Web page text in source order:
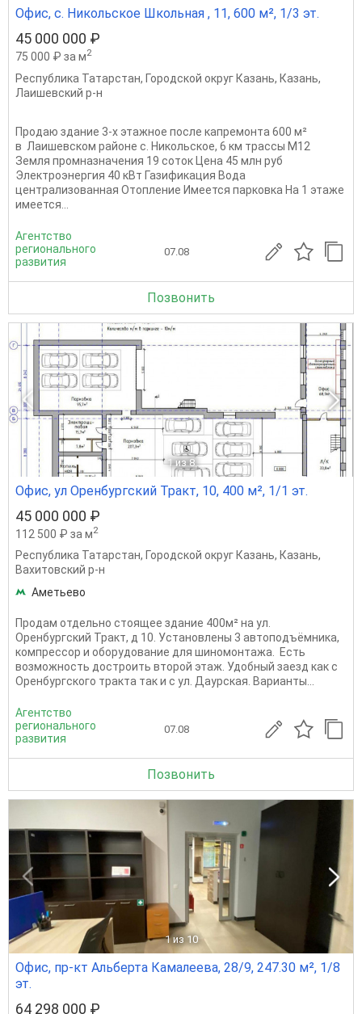
Офис, с. Никольское Школьная , 11, 600 м², 1/3 эт.
45 000 000 ₽
75 000 ₽ за м2
Республика Татарстан, Городской округ Казань, Казань,
Лаишевский р-н
Продаю здание 3-х этажное после капремонта 600 м²
в Лаишевском районе с. Никольское, 6 км трассы М12
Земля промназначения 19 соток Цена 45 млн руб
Электроэнергия 40 кВт Газификация Вода
централизованная Отопление Имеется парковка На 1 этаже
имеется...
Агентство
регионального
развития
07.08
Позвонить
1 из 8
Офис, ул Оренбургский Тракт, 10, 400 м², 1/1 эт.
45 000 000 ₽
112 500 ₽ за м2
Республика Татарстан, Городской округ Казань, Казань,
Вахитовский р-н
Аметьево
Продам отдельно стоящее здание 400м² на ул.
Оренбургский Тракт, д 10. Установлены 3 автоподъёмника,
компрессор и оборудование для шиномонтажа. Есть
возможность достроить второй этаж. Удобный заезд как с
Оренбургского тракта так и с ул. Даурская. Варианты...
Агентство
регионального
развития
07.08
Позвонить
1 из 10
Офис, пр-кт Альберта Камалеева, 28/9, 247.30 м², 1/8
эт.
64 298 000 ₽